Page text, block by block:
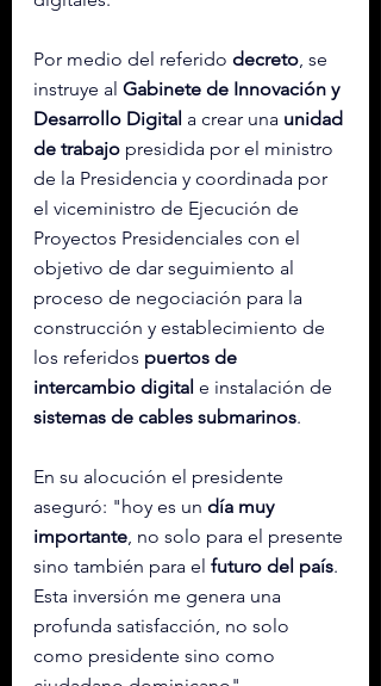
Por medio del referido decreto , se
instruye al Gabinete de Innovación y
Desarrollo Digital a crear una unidad
de trabajo presidida por el ministro
de la Presidencia y coordinada por
el viceministro de Ejecución de
Proyectos Presidenciales con el
objetivo de dar seguimiento al
proceso de negociación para la
construcción y establecimiento de
los referidos puertos de
intercambio digital e instalación de
sistemas de cables submarinos.
En su alocución el presidente
aseguró: "hoy es un día muy
importante , no solo para el presente
sino también para el futuro del país.
Esta inversión me genera una
profunda satisfacción, no solo
como presidente sino como